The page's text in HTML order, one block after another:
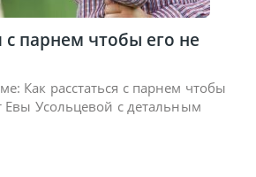
с парнем чтобы его не
Как расстаться с парнем чтобы
Евы Усольцевой с детальным